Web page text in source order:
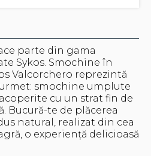
parte din gama
Sykos. Smochine în
Valcorchero reprezintă
smochine umplute
cu un strat fin de
Bucură-te de plăcerea
natural, realizat din cea
o experiență delicioasă